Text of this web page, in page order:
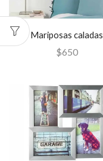
Mariposas caladas
$650